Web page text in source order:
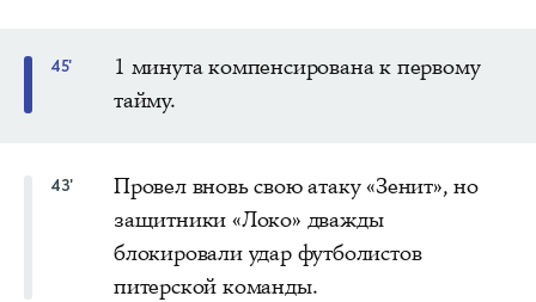
45'
1 минута компенсирована к первому
тайму.
43'
Провел вновь свою атаку «Зенит», но
защитники «Локо» дважды
блокировали удар футболистов
питерской команды.